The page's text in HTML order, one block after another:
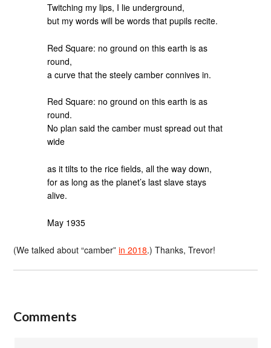
Twitching my lips, I lie underground,
but my words will be words that pupils recite.
Red Square: no ground on this earth is as
round,
a curve that the steely camber connives in.
Red Square: no ground on this earth is as
round.
No plan said the camber must spread out that
wide
as it tilts to the rice fields, all the way down,
for as long as the planet’s last slave stays
alive.
May 1935
(We talked about “camber”in 2018.) Thanks, Trevor!
Comments